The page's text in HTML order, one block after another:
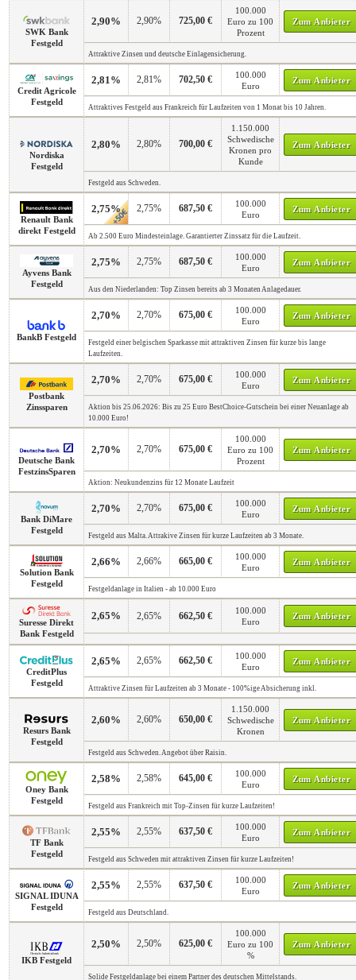
SWK Bank
Festgeld
2,90% 2,90% 725,00 €
100.000
Euro zu 100
Prozent
Zum Anbieter
Attraktive Zinsen und deutsche Einlagensicherung.
Credit Agricole
Festgeld
2,81% 2,81% 702,50 €
100.000
Euro
Zum Anbieter
Attraktives Festgeld aus Frankreich für Laufzeiten von 1 Monat bis 10 Jahren.
Nordiska
Festgeld
2,80% 2,80% 700,00 €
1.150.000
Schwedische
Kronen pro
Kunde
Zum Anbieter
Festgeld aus Schweden.
Renault Bank
direkt Festgeld
2,75% 2,75% 687,50 €
100.000
Euro
Zum Anbieter
Ab 2.500 Euro Mindesteinlage. Garantierter Zinssatz für die Laufzeit.
Ayvens Bank
Festgeld
2,75% 2,75% 687,50 €
100.000
Euro
Zum Anbieter
Aus den Niederlanden: Top Zinsen bereits ab 3 Monaten Anlagedauer.
BankB Festgeld
2,70% 2,70% 675,00 €
100.000
Euro
Zum Anbieter
Festgeld einer belgischen Sparkasse mit attraktiven Zinsen für kurze bis lange
Laufzeiten.
Postbank
Zinssparen
2,70% 2,70% 675,00 €
100.000
Euro
Zum Anbieter
Aktion bis 25.06.2026: Bis zu 25 Euro BestChoice-Gutschein bei einer Neuanlage ab
10.000 Euro!
Deutsche Bank
FestzinsSparen
2,70% 2,70% 675,00 €
100.000
Euro zu 100
Prozent
Zum Anbieter
Aktion: Neukundenzins für 12 Monate Laufzeit
Bank DiMare
Festgeld
2,70% 2,70% 675,00 €
100.000
Euro
Zum Anbieter
Festgeld aus Malta. Attrakive Zinsen für kurze Laufzeiten ab 3 Monate.
Solution Bank
Festgeld
2,66% 2,66% 665,00 €
100.000
Euro
Zum Anbieter
Festgeldanlage in Italien - ab 10.000 Euro
Suresse Direkt
Bank Festgeld
2,65% 2,65% 662,50 €
100.000
Euro
Zum Anbieter
CreditPlus
Festgeld
2,65% 2,65% 662,50 €
100.000
Euro
Zum Anbieter
Attraktive Zinsen für Laufzeiten ab 3 Monate - 100%ige Absicherung inkl.
Resurs Bank
Festgeld
2,60% 2,60% 650,00 €
1.150.000
Schwedische
Kronen
Zum Anbieter
Festgeld aus Schweden. Angebot über Raisin.
Oney Bank
Festgeld
2,58% 2,58% 645,00 €
100.000
Euro
Zum Anbieter
Festgeld aus Frankreich mit Top-Zinsen für kurze Laufzeiten!
TF Bank
Festgeld
2,55% 2,55% 637,50 €
100.000
Euro
Zum Anbieter
Festgeld aus Schweden mit attraktiven Zinsen für kurze Laufzeiten!
SIGNAL IDUNA
Festgeld
2,55% 2,55% 637,50 €
100.000
Euro
Zum Anbieter
Festgeld aus Deutschland.
IKB Festgeld
2,50% 2,50% 625,00 €
100.000
Euro zu 100
%
Zum Anbieter
Solide Festgeldanlage bei einem Partner des deutschen Mittelstands.